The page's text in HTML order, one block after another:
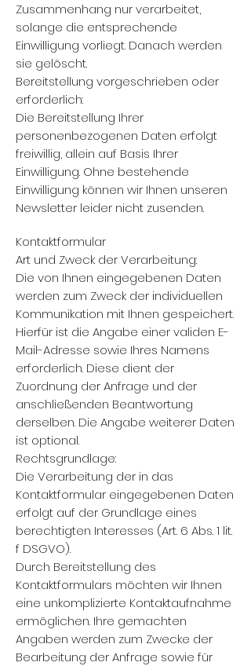
Zusammenhang nur verarbeitet,
solange die entsprechende
Einwilligung vorliegt. Danach werden
sie gelöscht.
Bereitstellung vorgeschrieben oder
erforderlich:
Die Bereitstellung Ihrer
personenbezogenen Daten erfolgt
freiwillig, allein auf Basis Ihrer
Einwilligung. Ohne bestehende
Einwilligung können wir Ihnen unseren
Newsletter leider nicht zusenden.
Kontaktformular
Art und Zweck der Verarbeitung:
Die von Ihnen eingegebenen Daten
werden zum Zweck der individuellen
Kommunikation mit Ihnen gespeichert.
Hierfür ist die Angabe einer validen E-
Mail-Adresse sowie Ihres Namens
erforderlich. Diese dient der
Zuordnung der Anfrage und der
anschließenden Beantwortung
derselben. Die Angabe weiterer Daten
ist optional.
Rechtsgrundlage:
Die Verarbeitung der in das
Kontaktformular eingegebenen Daten
erfolgt auf der Grundlage eines
berechtigten Interesses (Art. 6 Abs. 1 lit.
f DSGVO).
Durch Bereitstellung des
Kontaktformulars möchten wir Ihnen
eine unkomplizierte Kontaktaufnahme
ermöglichen. Ihre gemachten
Angaben werden zum Zwecke der
Bearbeitung der Anfrage sowie für